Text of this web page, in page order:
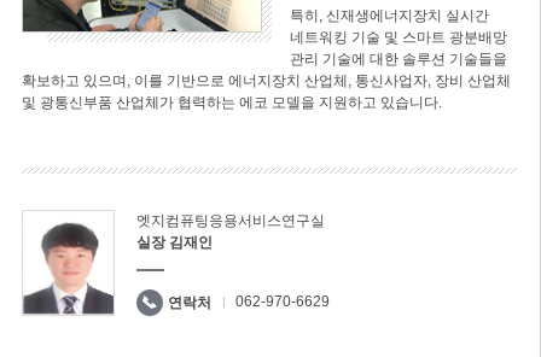
특히, 신재생에너지장치 실시간
네트워킹 기술 및 스마트 광분배망
관리 기술에 대한 솔루션 기술들을
확보하고 있으며, 이를 기반으로 에너지장치 산업체, 통신사업자, 장비 산업체
및 광통신부품 산업체가 협력하는 에코 모델을 지원하고 있습니다.
엣지컴퓨팅응용서비스연구실
실장 김재인
연락처 062-970-6629